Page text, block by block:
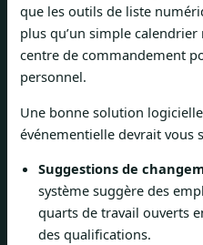
que les outils de liste
plus qu’un simple
centre de commandement
personnel.
Une bonne solution
événementielle devrait vous
Suggestions de
système suggère des
quarts de travail ouverts
des qualifications.